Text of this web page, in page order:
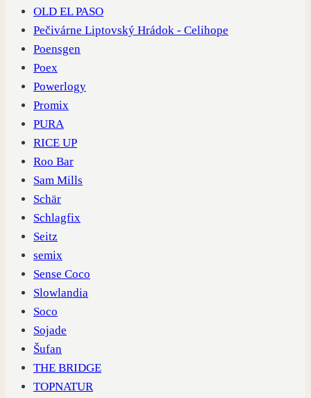
OLD EL PASO
Pečivárne Liptovský Hrádok - Celihope
Poensgen
Poex
Powerlogy
Promix
PURA
RICE UP
Roo Bar
Sam Mills
Schär
Schlagfix
Seitz
semix
Sense Coco
Slowlandia
Soco
Sojade
Šufan
THE BRIDGE
TOPNATUR